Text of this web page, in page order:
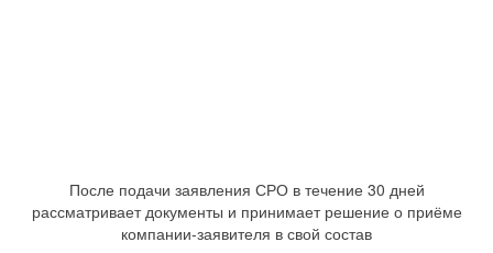
После подачи заявления СРО в течение 30 дней
рассматривает документы и принимает решение о приёме
компании-заявителя в свой состав